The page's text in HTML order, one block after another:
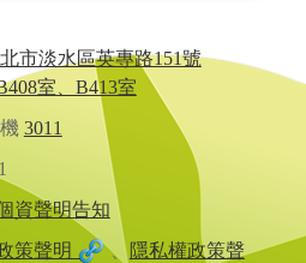
市淡水區英專路151號
室、B413室
3011
資聲明告知
策聲明 、 隱私權政策聲